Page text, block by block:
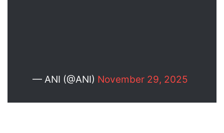
— ANI (@ANI) November 29, 2025